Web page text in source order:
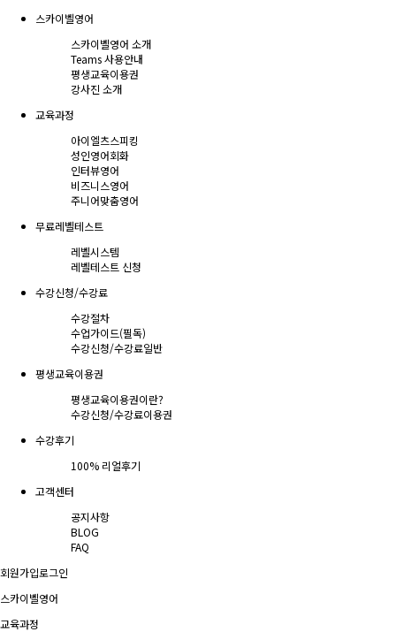
스카이벨영어
스카이벨영어 소개
Teams 사용안내
평생교육이용권
강사진 소개
교육과정
아이엘츠스피킹
성인영어회화
인터뷰영어
비즈니스영어
주니어맞춤영어
무료레벨테스트
레벨시스템
레벨테스트 신청
수강신청/수강료
수강절차
수업가이드(필독)
수강신청/수강료일반
평생교육이용권
평생교육이용권이란?
수강신청/수강료이용권
수강후기
100% 리얼후기
고객센터
공지사항
BLOG
FAQ
회원가입로그인
스카이벨영어
교육과정